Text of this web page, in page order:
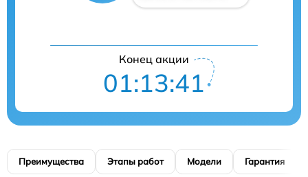
Конец акции
01:13:40
Преимущества Этапы работ Модели Гарантия